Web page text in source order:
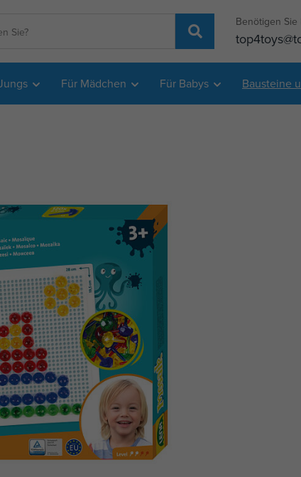
Benötigen
Für Mädchen Für Babys Bausteine